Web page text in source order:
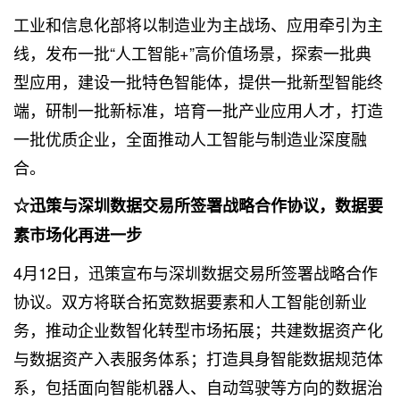
工业和信息化部将以制造业为主战场、应用牵引为主
线，发布一批“人工智能+”高价值场景，探索一批典
型应用，建设一批特色智能体，提供一批新型智能终
端，研制一批新标准，培育一批产业应用人才，打造
一批优质企业，全面推动人工智能与制造业深度融
合。
☆迅策与深圳数据交易所签署战略合作协议，数据要
素市场化再进一步
4月12日，迅策宣布与深圳数据交易所签署战略合作
协议。双方将联合拓宽数据要素和人工智能创新业
务，推动企业数智化转型市场拓展；共建数据资产化
与数据资产入表服务体系；打造具身智能数据规范体
系，包括面向智能机器人、自动驾驶等方向的数据治